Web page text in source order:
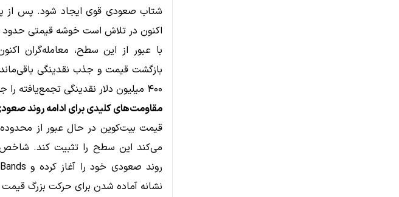
اکنون در تلاش است خوشه قیمتی حدود $93,000 را عبور
بازگشت قیمت و جذب نقدینگی
۴۰۰ میلیون دلار نقدینگی تجمع‌یافته را جذب کند و به تثبیت روند کمک کند.
مقاومت‌های کلیدی برای ادامه روند
نشانه آماده شدن برای حرکت بزرگ